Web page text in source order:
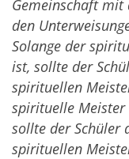
Gemeinschaft mit
den
Solange der
ist, sollte der
spirituellen
spirituelle Meister
sollte der Schüler
spirituellen